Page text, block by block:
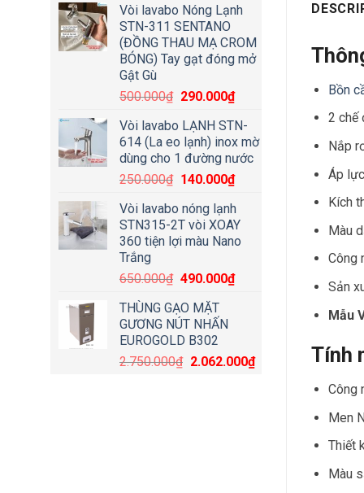
Vòi lavabo Nóng Lạnh
STN-311 SENTANO
(ĐỒNG THAU MẠ CROM
BÓNG) Tay gạt đóng mở
Gật Gù
500.000₫ 290.000₫
Vòi lavabo LẠNH STN-
614 (La eo lạnh) inox mờ
dùng cho 1 đường nước
250.000₫ 140.000₫
Vòi lavabo nóng lạnh
STN315-2T vòi XOAY
360 tiện lợi màu Nano
Trắng
650.000₫ 490.000₫
THÙNG GẠO MẶT
GƯƠNG NÚT NHẤN
EUROGOLD B302
2.750.000₫ 2.062.000₫
Bồn
2 chế
Nắp
Áp
Kích
Màu
Công
Sản
Mẫu
Tính
Công
Men
Thiết
Màu